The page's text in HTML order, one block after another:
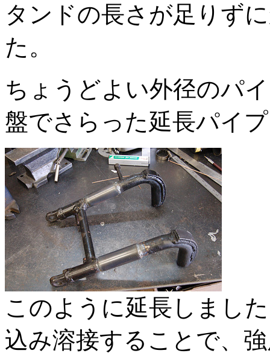
タンドの長さが足りず
た。
ちょうどよい外径のパ
盤でさらった延長パイ
このように延長しまし
込み溶接することで、